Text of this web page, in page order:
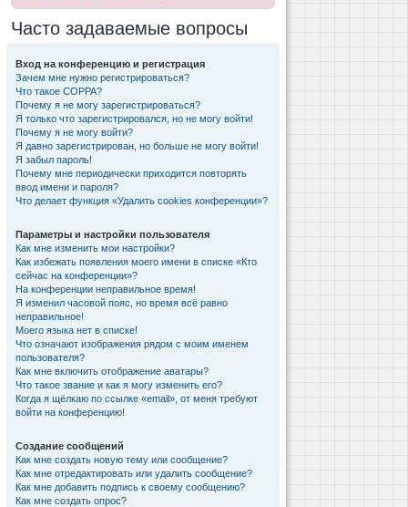
Часто задаваемые вопросы
Вход на конференцию и регистрация
Зачем мне нужно регистрироваться?
Что такое COPPA?
Почему я не могу зарегистрироваться?
Я только что зарегистрировался, но не могу войти!
Почему я не могу войти?
Я давно зарегистрирован, но больше не могу войти!
Я забыл пароль!
Почему мне периодически приходится повторять
ввод имени и пароля?
Что делает функция «Удалить cookies конференции»?
Параметры и настройки пользователя
Как мне изменить мои настройки?
Как избежать появления моего имени в списке «Кто
сейчас на конференции»?
На конференции неправильное время!
Я изменил часовой пояс, но время всё равно
неправильное!
Моего языка нет в списке!
Что означают изображения рядом с моим именем
пользователя?
Как мне включить отображение аватары?
Что такое звание и как я могу изменить его?
Когда я щёлкаю по ссылке «email», от меня требуют
войти на конференцию!
Создание сообщений
Как мне создать новую тему или сообщение?
Как мне отредактировать или удалить сообщение?
Как мне добавить подпись к своему сообщению?
Как мне создать опрос?